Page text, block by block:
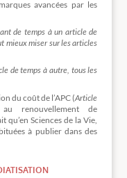
avancées par les
de temps à un article de
mieux miser sur les articles
de temps à autre, tous les
du coût de l’APC (Article
renouvellement de
qu’en Sciences de la Vie,
à publier dans des